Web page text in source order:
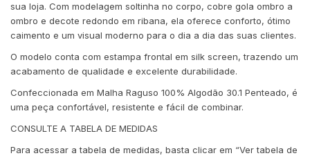
sua loja. Com modelagem soltinha no corpo, cobre gola ombro a
ombro e decote redondo em ribana, ela oferece conforto, ótimo
caimento e um visual moderno para o dia a dia das suas clientes.
O modelo conta com estampa frontal em silk screen, trazendo um
acabamento de qualidade e excelente durabilidade.
Confeccionada em Malha Raguso 100% Algodão 30.1 Penteado, é
uma peça confortável, resistente e fácil de combinar.
CONSULTE A TABELA DE MEDIDAS
Para acessar a tabela de medidas, basta clicar em “Ver tabela de